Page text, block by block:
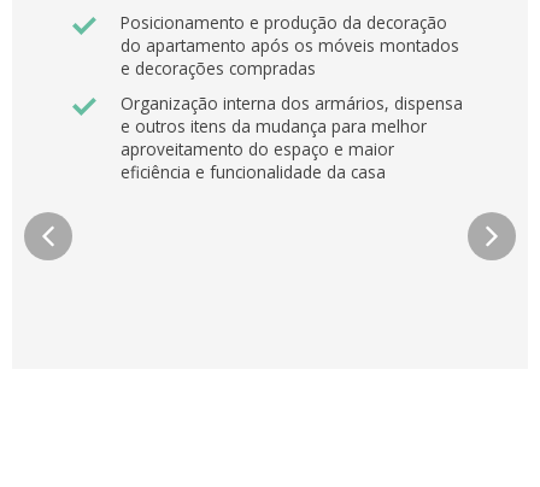
Posicionamento e produção da decoração
do apartamento após os móveis montados
e decorações compradas
Organização interna dos armários, dispensa
e outros itens da mudança para melhor
aproveitamento do espaço e maior
eficiência e funcionalidade da casa